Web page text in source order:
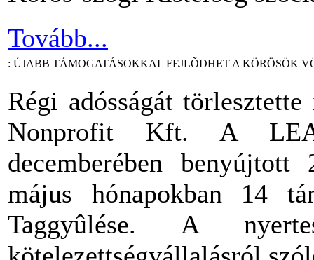
Tovább...
: ÚJABB TÁMOGATÁSOKKAL FEJLÕDHET A KÖRÖSÖK
Régi adósságát
Nonprofit Kft. A
decemberében
május hónapokban 14
Taggyûlése. A